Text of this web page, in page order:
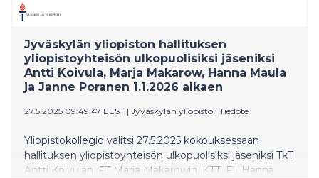
Jyväskylän yliopiston hallituksen
yliopistoyhteisön ulkopuolisiksi jäseniksi
Antti Koivula, Marja Makarow, Hanna Maula
ja Janne Poranen 1.1.2026 alkaen
27.5.2025 09:49:47 EEST | Jyväskylän yliopisto | Tiedote
Yliopistokollegio valitsi 27.5.2025 kokouksessaan
hallituksen yliopistoyhteisön ulkopuolisiksi jäseniksi TkT
Antti Koivulan, FT Marja Makarowin, KTT, FL Hanna